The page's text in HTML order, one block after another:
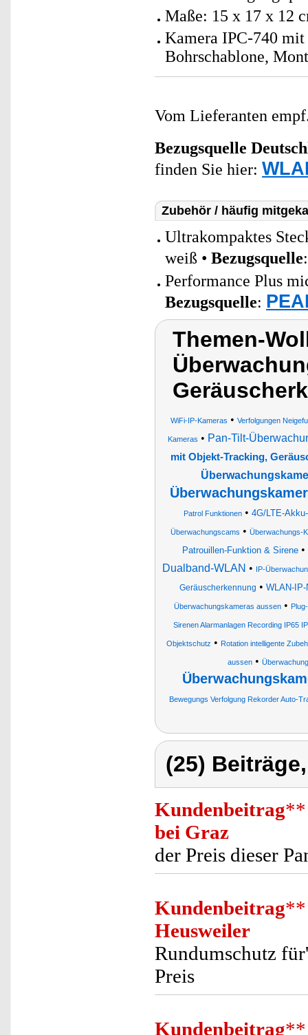
Maße: 15 x 17 x 12
Kamera IPC-740
Bohrschablone,
Vom Lieferanten
Bezugsquelle
finden Sie hier:
Zubehör / häufig
Ultrakompaktes
weiß • Bezugsquelle
Performance Plus
Bezugsquelle:
Themen-
WiFi-IP-Kameras • Verfolgungen
Kameras • Pan-Tilt-
mit Objekt-Tracking,
Patrol Funktionen • 4G/LTE-
Überwachungscams • Überwachungs-
Patrouillen-Funktion & Sirene •
Dualband-WLAN • IP-
Geräuscherkennung • WLAN-
Überwachungskameras aussen •
Sirenen Alarmanlagen Recording IP65
Objektschutz • Rotation intelligente
aussen •
Bewegungs Verfolgung Rekorder Auto-
(25)
Kundenbeitrag**
bei Graz
der Preis dieser
Kundenbeitrag**
Heusweiler
Rundumschutz
Preis
Kundenbeitrag**